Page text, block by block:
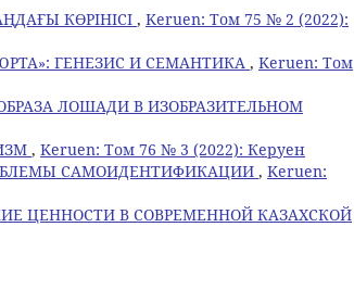
КӨРІНІСІ , Keruen: Том 75 № 2 (2022):
ГЕНЕЗИС И СЕМАНТИКА , Keruen: Том
ЛОШАДИ В ИЗОБРАЗИТЕЛЬНОМ
, Keruen: Том 76 № 3 (2022): Керуен
САМОИДЕНТИФИКАЦИИ , Keruen:
ЦЕННОСТИ В СОВРЕМЕННОЙ КАЗАХСКОЙ